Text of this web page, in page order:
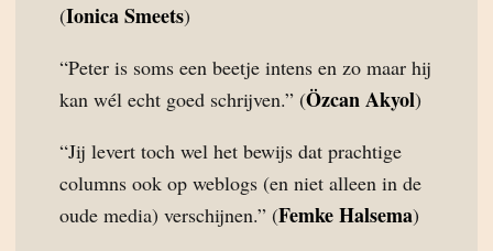
(Ionica Smeets)
“Peter is soms een beetje intens en zo maar hij
kan wél echt goed schrijven.” (Özcan Akyol)
“Jij levert toch wel het bewijs dat prachtige
columns ook op weblogs (en niet alleen in de
oude media) verschijnen.” (Femke Halsema)